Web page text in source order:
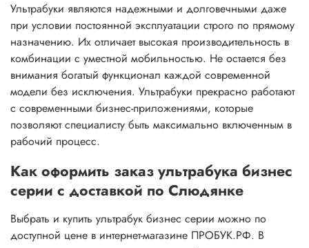
Ультрабуки являются надежными и долговечными даже
при условии постоянной эксплуатации строго по прямому
назначению. Их отличает высокая производительность в
комбинации с уместной мобильностью. Не остается без
внимания богатый функционал каждой современной
модели без исключения. Ультрабуки прекрасно работают
с современными бизнес-приложениями, которые
позволяют специалисту быть максимально включенным в
рабочий процесс.
Как оформить заказ ультрабука бизнес
серии с доставкой по Слюдянке
Выбрать и купить ультрабук бизнес серии можно по
доступной цене в интернет-магазине ПРОБУК.РФ. В